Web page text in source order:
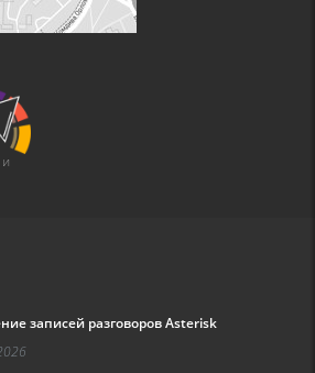
записей разговоров Asterisk